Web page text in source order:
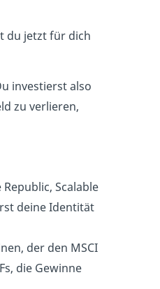
du jetzt für dich
investierst also
zu verlieren,
Scalable
deine Identität
der den MSCI
die Gewinne